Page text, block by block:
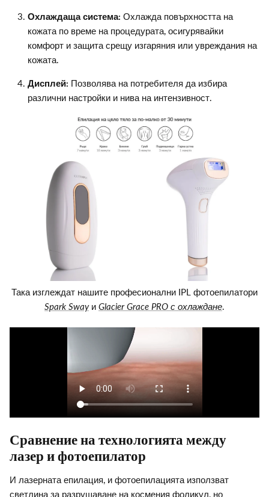
Охлаждаща система: Охлажда повърхността на
кожата по време на процедурата, осигурявайки
комфорт и защита срещу изгаряния или увреждания на
кожата.
Дисплей: Позволява на потребителя да избира
различни настройки и нива на интензивност.
Така изглеждат нашите професионални IPL фотоепилатори
Spark Swayи Glacier Grace PRO с охлаждане.
Сравнение на технологията между
лазер и фотоепилатор
И лазерната епилация, и фотоепилацията използват
светлина за разрушаване на космения фоликул, но